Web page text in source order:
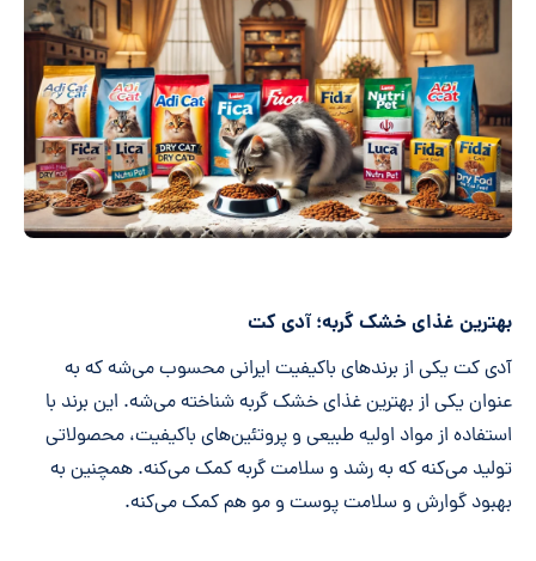
بهترین غذای خشک گربه؛ آدی کت
آدی کت یکی از برندهای باکیفیت ایرانی محسوب می‌شه که به
عنوان یکی از بهترین غذای خشک گربه شناخته می‌شه. این برند با
استفاده از مواد اولیه طبیعی و پروتئین‌های باکیفیت، محصولاتی
تولید می‌کنه که به رشد و سلامت گربه کمک می‌کنه. همچنین به
بهبود گوارش و سلامت پوست و مو هم کمک می‌کنه.